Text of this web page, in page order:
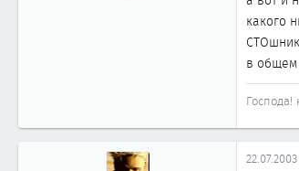
какого
в
22.07.2003